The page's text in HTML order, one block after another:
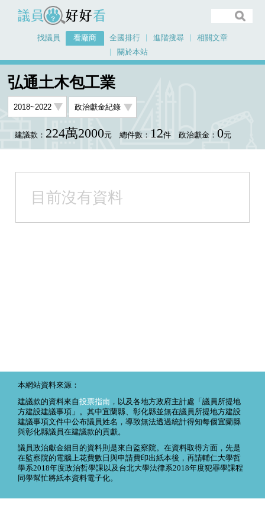
議員好好看
找議員 看廠商 全國排行 進階搜尋
相關文章
關於本站
弘通土木包工業
建議款： 224萬2000元 總件數： 12件 政治獻金： 0元
目前沒有資料
本網站資料來源：
建議款的資料來自投票指南 ，以及各地方政府主計處「議員所提地
方建設建議事項」。其中宜蘭縣、彰化縣並無在議員所提地方建設
建議事項文件中公布議員姓名，導致無法透過統計得知每個宜蘭縣
與彰化縣議員在建議款的貢獻。
議員政治獻金細目的資料則是來自監察院。在資料取得方面，先是
在監察院的電腦上花費數日與申請費印出紙本後，再請輔仁大學哲
學系2018年度政治哲學課以及台北大學法律系2018年度犯罪學課程
同學幫忙將紙本資料電子化。